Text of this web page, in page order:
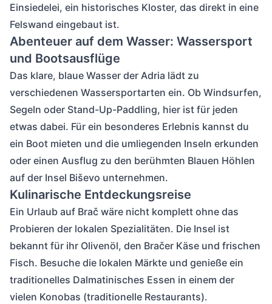
Einsiedelei, ein historisches Kloster, das direkt in eine
Felswand eingebaut ist.
Abenteuer auf dem Wasser: Wassersport
und Bootsausflüge
Das klare, blaue Wasser der Adria lädt zu
verschiedenen Wassersportarten ein. Ob Windsurfen,
Segeln oder Stand-Up-Paddling, hier ist für jeden
etwas dabei. Für ein besonderes Erlebnis kannst du
ein Boot mieten und die umliegenden Inseln erkunden
oder einen Ausflug zu den berühmten Blauen Höhlen
auf der Insel Biševo unternehmen.
Kulinarische Entdeckungsreise
Ein Urlaub auf Brač wäre nicht komplett ohne das
Probieren der lokalen Spezialitäten. Die Insel ist
bekannt für ihr Olivenöl, den Bračer Käse und frischen
Fisch. Besuche die lokalen Märkte und genieße ein
traditionelles Dalmatinisches Essen in einem der
vielen Konobas (traditionelle Restaurants).